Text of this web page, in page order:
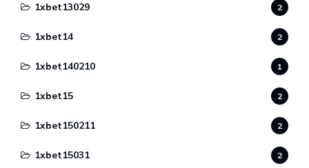
1xbet13029 2
1xbet14 2
1xbet140210 1
1xbet15 2
1xbet150211 2
1xbet15031 2